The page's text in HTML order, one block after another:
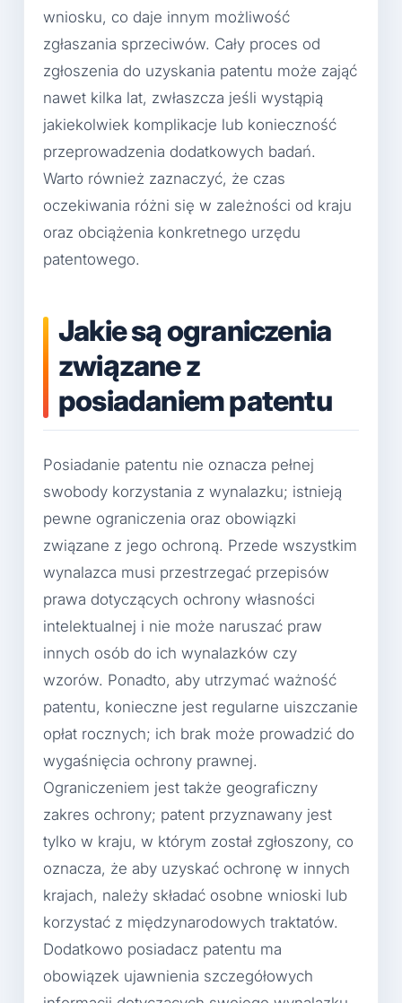
wniosku, co daje innym możliwość
zgłaszania sprzeciwów. Cały proces od
zgłoszenia do uzyskania patentu może zająć
nawet kilka lat, zwłaszcza jeśli wystąpią
jakiekolwiek komplikacje lub konieczność
przeprowadzenia dodatkowych badań.
Warto również zaznaczyć, że czas
oczekiwania różni się w zależności od kraju
oraz obciążenia konkretnego urzędu
patentowego.
Jakie są ograniczenia
związane z
posiadaniem patentu
Posiadanie patentu nie oznacza pełnej
swobody korzystania z wynalazku; istnieją
pewne ograniczenia oraz obowiązki
związane z jego ochroną. Przede wszystkim
wynalazca musi przestrzegać przepisów
prawa dotyczących ochrony własności
intelektualnej i nie może naruszać praw
innych osób do ich wynalazków czy
wzorów. Ponadto, aby utrzymać ważność
patentu, konieczne jest regularne uiszczanie
opłat rocznych; ich brak może prowadzić do
wygaśnięcia ochrony prawnej.
Ograniczeniem jest także geograficzny
zakres ochrony; patent przyznawany jest
tylko w kraju, w którym został zgłoszony, co
oznacza, że aby uzyskać ochronę w innych
krajach, należy składać osobne wnioski lub
korzystać z międzynarodowych traktatów.
Dodatkowo posiadacz patentu ma
obowiązek ujawnienia szczegółowych